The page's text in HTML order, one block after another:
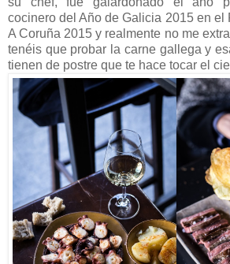
cocinero del Año de Galicia 2015 en el
A Coruña 2015 y realmente no me
tenéis que probar la carne gallega y
tienen de postre que te hace tocar el